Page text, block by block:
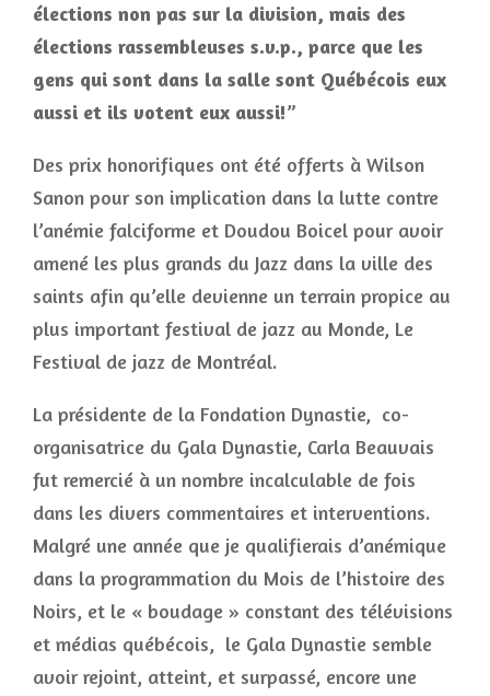
élections non pas sur la division, mais des
élections rassembleuses s.v.p., parce que les
gens qui sont dans la salle sont Québécois eux
aussi et ils votent eux aussi!”
Des prix honorifiques ont été offerts à Wilson
Sanon pour son implication dans la lutte contre
l’anémie falciforme et Doudou Boicel pour avoir
amené les plus grands du Jazz dans la ville des
saints afin qu’elle devienne un terrain propice au
plus important festival de jazz au Monde, Le
Festival de jazz de Montréal.
La présidente de la Fondation Dynastie, co-
organisatrice du Gala Dynastie, Carla Beauvais
fut remercié à un nombre incalculable de fois
dans les divers commentaires et interventions.
Malgré une année que je qualifierais d’anémique
dans la programmation du Mois de l’histoire des
Noirs, et le « boudage » constant des télévisions
et médias québécois, le Gala Dynastie semble
avoir rejoint, atteint, et surpassé, encore une